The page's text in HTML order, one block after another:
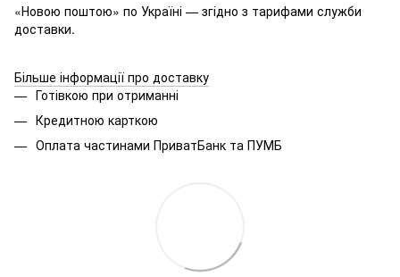
«Новою поштою» по Україні — згідно з тарифами служби
доставки.
Більше інформації про доставку
Готівкою при отриманні
Кредитною карткою
Оплата частинами ПриватБанк та ПУМБ